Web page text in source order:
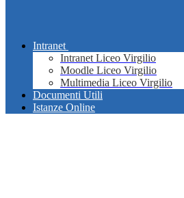
Intranet
Intranet Liceo Virgilio
Moodle Liceo Virgilio
Multimedia Liceo Virgilio
Documenti Utili
Istanze Online